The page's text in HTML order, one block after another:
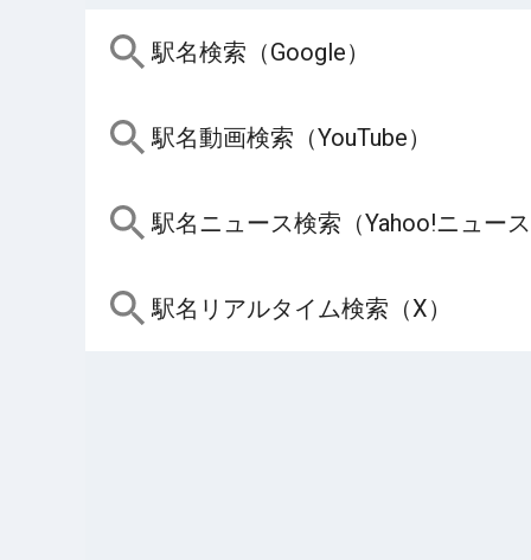
駅名検索（Google）
駅名動画検索（YouTube）
駅名ニュース検索（Yahoo!ニュー
駅名リアルタイム検索（X）